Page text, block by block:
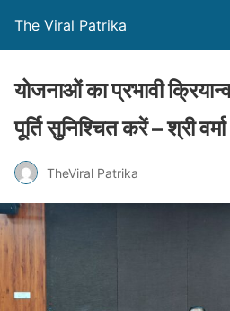
The Viral Patrika
योजनाओं का प्रभावी
पूर्ति सुनिश्चित करें – श्री वर्मा
TheViral Patrika